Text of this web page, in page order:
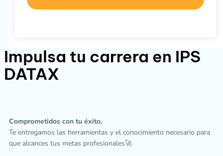
Impulsa tu carrera en IPS
DATAX
Comprometidos con tu éxito.
Te entregamos las herramientas y el conocimiento necesario para
que alcances tus metas profesionales🚀